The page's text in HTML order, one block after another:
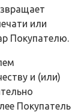
или
Покупателю.
и (или)
Покупатель